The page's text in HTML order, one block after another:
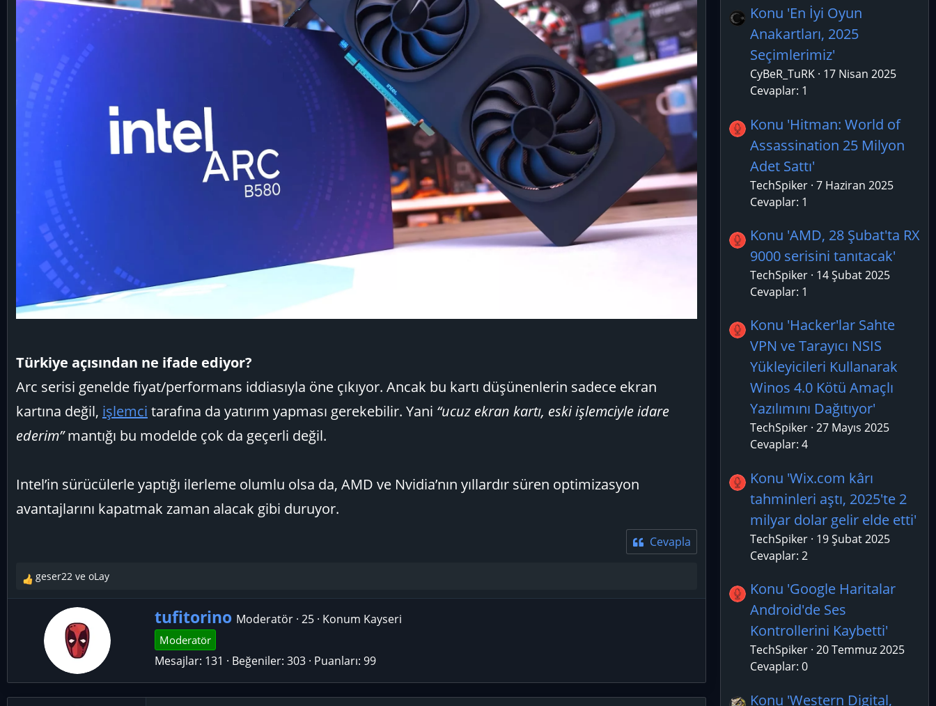
Türkiye açısından ne ifade ediyor?
Arc serisi genelde fiyat/performans iddiasıyla öne çıkıyor. Ancak bu kartı düşünenlerin sadece ekran
kartına değil, işlemci tarafına da yatırım yapması gerekebilir. Yani “ucuz ekran kartı, eski işlemciyle idare
ederim”mantığı bu modelde çok da geçerli değil.
Intel’in sürücülerle yaptığı ilerleme olumlu olsa da, AMD ve Nvidia’nın yıllardır süren optimizasyon
avantajlarını kapatmak zaman alacak gibi duruyor.
Cevapla
T
e
r
:
geser22 ve oLay
Y
a
z
a
r
tufitorino Moderatör · 25 · Konum Kayseri
Moderatör
Mesajlar 131 Beğeniler 303 Puanları 99
Konu 'En İyi Oyun
Anakartları, 2025
Seçimlerimiz'
CyBeR_TuRK 17 Nisan 2025
Cevaplar: 1
Konu 'Hitman: World of
Assassination 25 Milyon
Adet Sattı'
TechSpiker 7 Haziran 2025
Cevaplar: 1
Konu 'AMD, 28 Şubat'ta RX
9000 serisini tanıtacak'
TechSpiker 14 Şubat 2025
Cevaplar: 1
Konu 'Hacker'lar Sahte
VPN ve Tarayıcı NSIS
Yükleyicileri Kullanarak
Winos 4.0 Kötü Amaçlı
Yazılımını Dağıtıyor'
TechSpiker 27 Mayıs 2025
Cevaplar: 4
Konu 'Wix.com kârı
tahminleri aştı, 2025'te 2
milyar dolar gelir elde etti'
TechSpiker 19 Şubat 2025
Cevaplar: 2
Konu 'Google Haritalar
Android'de Ses
Kontrollerini Kaybetti'
TechSpiker 20 Temmuz 2025
Cevaplar: 0
Konu 'Western Digital,